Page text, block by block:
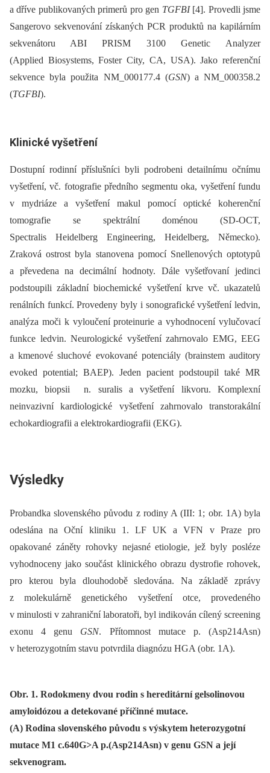
a dříve publikovaných primerů pro gen TGFBI[4]. Provedli jsme
Sangerovo sekvenování získaných PCR produktů na kapilárním
sekvenátoru ABI PRISM 3100 Genetic Analyzer
(Applied Biosystems, Foster City, CA, USA). Jako referenční
sekvence byla použita NM_000177.4 (GSN) a NM_000358.2
(TGFBI).
Klinické vyšetření
Dostupní rodinní příslušníci byli podrobeni detailnímu očnímu
vyšetření, vč. fotografie předního segmentu oka, vyšetření fundu
v mydriáze a vyšetření makul pomocí optické koherenční
tomografie se spektrální doménou (SD-OCT,
Spectralis Heidelberg Engineering, Heidelberg, Německo).
Zraková ostrost byla stanovena pomocí Snellenových optotypů
a převedena na decimální hodnoty. Dále vyšetřovaní jedinci
podstoupili základní bio­chemické vyšetření krve vč. ukazatelů
renálních funkcí. Provedeny byly i sonografické vyšetření ledvin,
analýza moči k vyloučení proteinurie a vyhodnocení vylučovací
funkce ledvin. Neurologické vyšetření zahrnovalo EMG, EEG
a kmenové sluchové evokované potenciály (brainstem auditory
evoked potential; BAEP). Jeden pacient podstoupil také MR
mozku, bio­psii n. suralis a vyšetření likvoru. Komplexní
neinvazivní kardiologické vyšetření zahrnovalo transtorakální
echokardiografii a elektrokardiografii (EKG).
Výsledky
Probandka slovenského původu z rodiny A (III: 1; obr. 1A) byla
odeslána na Oční kliniku 1. LF UK a VFN v Praze pro
opakované záněty rohovky nejasné etiologie, jež byly posléze
vyhodnoceny jako součást klinického obrazu dystrofie rohovek,
pro kterou byla dlouhodobě sledována. Na základě zprávy
z molekulárně genetického vyšetření otce, provedeného
v minulosti v zahraniční laboratoři, byl indikován cílený screening
exonu 4 genu GSN. Přítomnost mutace p. (Asp214Asn)
v heterozygotním stavu potvrdila dia­gnózu HGA (obr. 1A).
Obr. 1. Rodokmeny dvou rodin s hereditární gelsolinovou
amyloidózou a detekované příčinné mutace.
(A) Rodina slovenského původu s výskytem heterozygotní
mutace M1 c.640G>A p.(Asp214Asn) v genu GSN a její
sekvenogram.